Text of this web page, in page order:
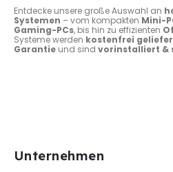
Entdecke unsere große Auswahl an
Systemen – vom kompakten Mini-
Gaming-PCs, bis hin zu effizienten
Systeme werden kostenfrei
Garantie und sind vorinstalliert &
Unternehmen